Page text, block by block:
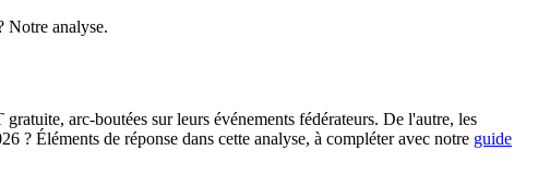
Notre analyse.
arc-boutées sur leurs événements fédérateurs. De l'autre, les
? Éléments de réponse dans cette analyse, à compléter avec notre guide